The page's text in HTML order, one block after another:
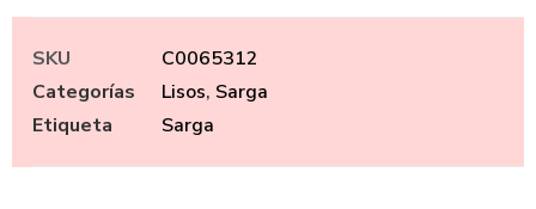
SKU
C0065312
Categorías
Lisos, Sarga
Etiqueta
Sarga